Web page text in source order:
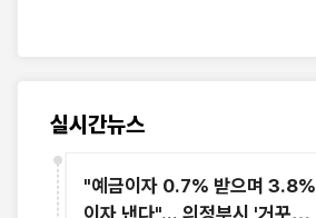
실시간뉴스
"예금이자 0.7% 받으며 3.8%
이자 낸다"... 의정부시 '거꾸로